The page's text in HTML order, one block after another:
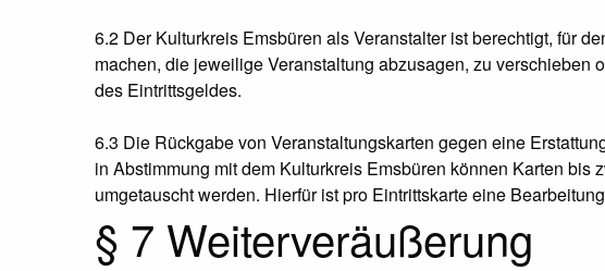
6.2 Der Kulturkreis Emsbüren als Veranstalter ist berechtigt, für
machen, die jeweilige Veranstaltung abzusagen, zu verschieben
des Eintrittsgeldes.
6.3 Die Rückgabe von Veranstaltungskarten gegen eine
in Abstimmung mit dem Kulturkreis Emsbüren können Karten
umgetauscht werden. Hierfür ist pro Eintrittskarte eine
§ 7 Weiterveräußerung